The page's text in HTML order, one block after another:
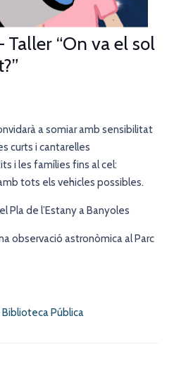
“On va el sol
a somiar amb sensibilitat
curts i cantarelles
i les famílies fins al cel:
tots els vehicles possibles.
Pla de l’Estany a Banyoles
observació astronòmica al Parc
Biblioteca Pública